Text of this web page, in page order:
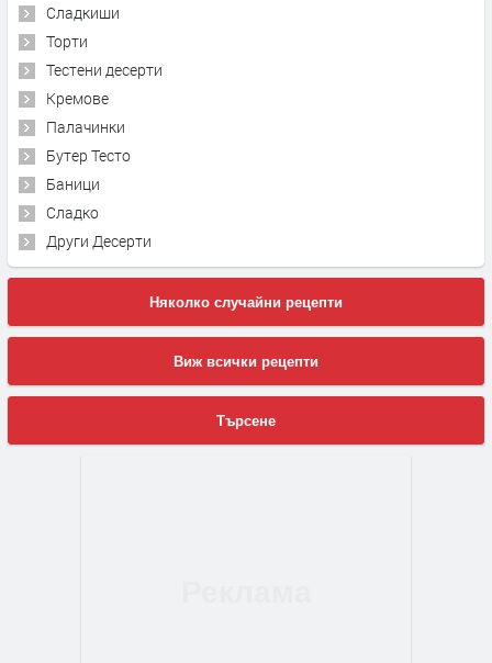
Сладкиши
Торти
Тестени десерти
Кремове
Палачинки
Бутер Тесто
Баници
Сладко
Други Десерти
Няколко случайни рецепти
Виж всички рецепти
Търсене